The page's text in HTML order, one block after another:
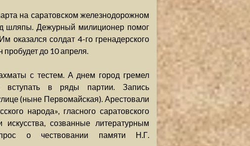
на саратовском железнодорожном
шляпы. Дежурный милиционер помог
оказался солдат 4-го гренадерского
пробудет до 10 апреля.
с тестем. А днем город гремел
вступать в ряды партии. Запись
(ныне Первомайская). Арестовали
народа», гласного саратовского
искусства, созванные литературным
о чествовании памяти Н.Г.